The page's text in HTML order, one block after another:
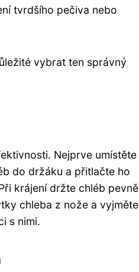
tvrdšího pečiva nebo
vybrat ten správný
Nejprve umístěte
do držáku a přitlačte ho
krájení držte chléb pevně
chleba z nože a vyjměte
s nimi.